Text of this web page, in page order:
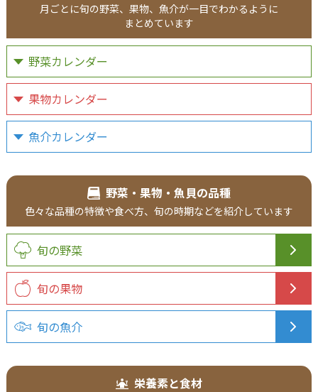
月ごとに旬の野菜、 果物、 魚介が一目でわかるように
まとめています
野菜カレンダー
果物カレンダー
魚介カレンダー
野菜・果物・魚貝の品種
色々な品種の特徴や食べ方、 旬の時期などを紹介しています
旬の野菜
旬の果物
旬の魚介
栄養素と食材